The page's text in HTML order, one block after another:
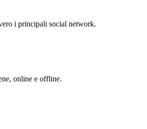
i principali social network.
online e offline.